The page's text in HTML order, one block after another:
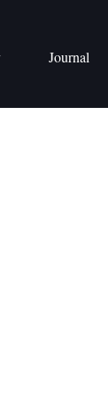
Journal